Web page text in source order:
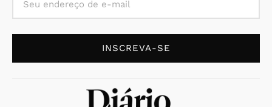
INSCREVA-SE